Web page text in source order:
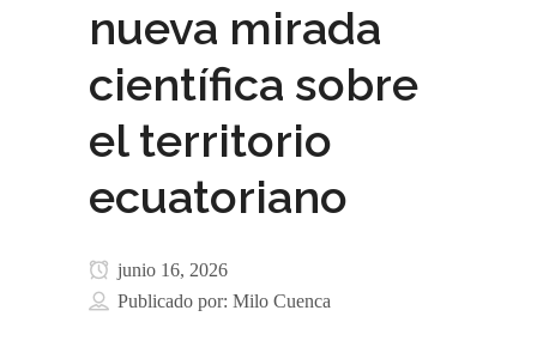
nueva mirada
científica sobre
el territorio
ecuatoriano
junio 16, 2026
Publicado por: Milo Cuenca